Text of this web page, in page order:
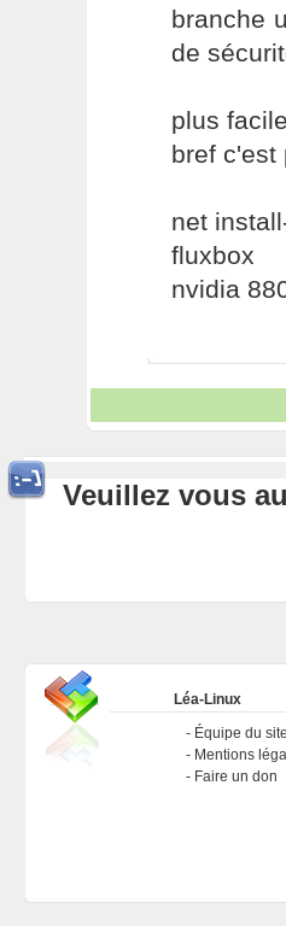
branche
de
plus
bref
net
fluxbox
nvidia
Veuillez vous
Léa-Linux
Équipe du site
Mentions
Faire un don